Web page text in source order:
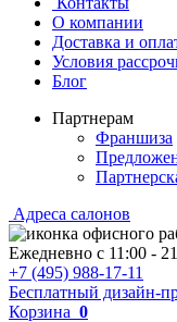
О компании
Доставка и
Условия
Блог
Партнерам
Франшиза
Адреса салонов
Ежедневно с 11:00 -
+7 (495) 988-17-11
Бесплатный дизайн-
Корзина 0